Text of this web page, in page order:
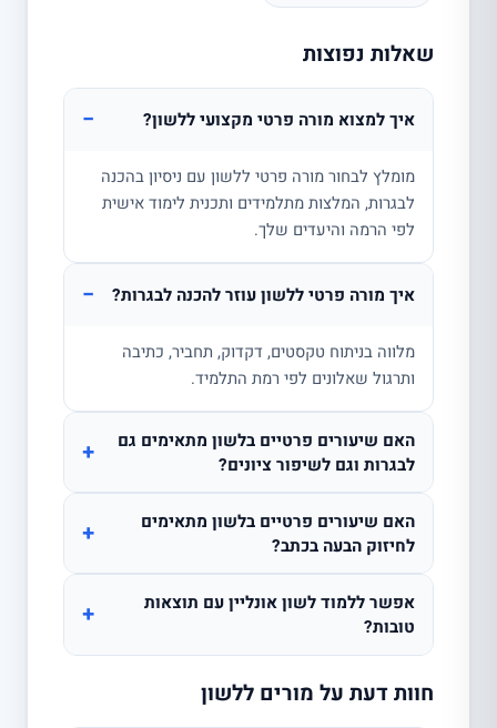
שאלות נפוצות
איך למצוא מורה פרטי מקצועי ללשון? −
מומלץ לבחור מורה פרטי ללשון עם ניסיון בהכנה
לבגרות, המלצות מתלמידים ותכנית לימוד אישית
לפי הרמה והיעדים שלך.
איך מורה פרטי ללשון עוזר להכנה לבגרות? −
מלווה בניתוח טקסטים, דקדוק, תחביר, כתיבה
ותרגול שאלונים לפי רמת התלמיד.
האם שיעורים פרטיים בלשון מתאימים גם
לבגרות וגם לשיפור ציונים?
+
האם שיעורים פרטיים בלשון מתאימים
לחיזוק הבעה בכתב?
+
אפשר ללמוד לשון אונליין עם תוצאות
טובות?
+
חוות דעת על מורים ללשון